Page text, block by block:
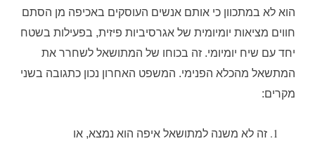
הוא לא במתכוון כי אותם אנשים העוסקים באכיפה מן הסתם
חווים מציאות יומיומית של אגרסיביות פיזית, בפעילות בשטח
יחד עם שיח יומיומי. זה בכוחו של המתושאל לשחרר את
המתשאל מהכלא הפנימי. המשפט האחרון נכון כתגובה בשני
מקרים:
זה לא משנה למתושאל איפה הוא נמצא, או